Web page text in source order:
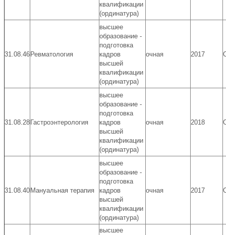
квалификации
(ординатура)
31.08.46 Ревматология
высшее
образование -
подготовка
кадров
высшей
квалификации
(ординатура)
очная 2017
31.08.28 Гастроэнтерология
высшее
образование -
подготовка
кадров
высшей
квалификации
(ординатура)
очная 2018
31.08.40 Мануальная терапия
высшее
образование -
подготовка
кадров
высшей
квалификации
(ординатура)
очная 2017
высшее